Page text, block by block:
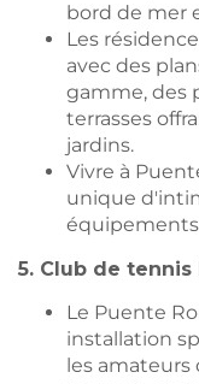
bord de mer
Les
avec des
gamme, des
terrasses
jardins.
Vivre à
unique
équipements
5. Club de tennis
Le Puente
installation
les amateurs